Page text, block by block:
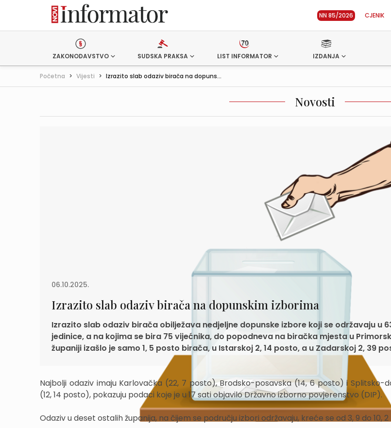
NN 85/2026 CJENIK
ZAKONODAVSTVO SUDSKA PRAKSA LIST INFORMATOR IZDANJA
Početna > Vijesti > Izrazito slab odaziv birača na dopuns...
Novosti
06.10.2025.
Izrazito slab odaziv birača na dopunskim izborima
Izrazito slab odaziv birača obilježava nedjeljne dopunske izbore koji se održavaju u
jedinice, a na kojima se bira 75 vijećnika, do popodneva na biračka mjesta u
županiji izašlo je samo 1, 5 posto birača, u Istarskoj 2, 14 posto, a u Zadarskoj 2, 39
Najbolji odaziv imaju Karlovačka (22, 7 posto), Brodsko-posavska (14, 6 posto) i Splitsko-
(12, 14 posto), pokazuju podaci koje je u 17 sati objavilo Državno izborno povjerenstvo (DIP).
Odaziv u deset ostalih županija, na čijem se području izbori održavaju, kreće se od 3, 9 do 10,